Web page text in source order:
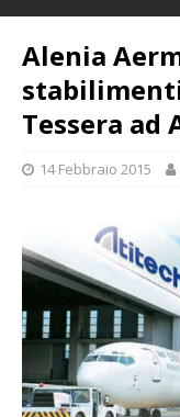
Alenia
Tessera ad
14 Febbraio 2015